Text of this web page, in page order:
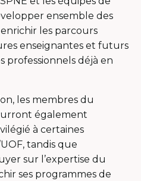
ensemble des
les parcours
enseignantes et futurs
professionnels déjà en
les membres du
également
à certaines
tandis que
sur l’expertise du
ses programmes de